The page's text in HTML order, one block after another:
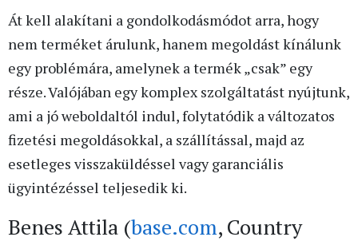
Át kell alakítani a gondolkodásmódot arra, hogy
nem terméket árulunk, hanem megoldást kínálunk
egy problémára, amelynek a termék „csak” egy
része. Valójában egy komplex szolgáltatást nyújtunk,
ami a jó weboldaltól indul, folytatódik a változatos
fizetési megoldásokkal, a szállítással, majd az
esetleges visszaküldéssel vagy garanciális
ügyintézéssel teljesedik ki.
Benes Attila (base.com, Country